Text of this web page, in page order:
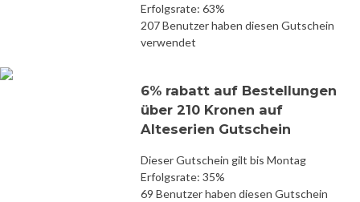
Erfolgsrate: 63%
207 Benutzer haben diesen Gutschein
verwendet
6% rabatt auf Bestellungen
über 210 Kronen auf
Alteserien Gutschein
Dieser Gutschein gilt bis Montag
Erfolgsrate: 35%
69 Benutzer haben diesen Gutschein